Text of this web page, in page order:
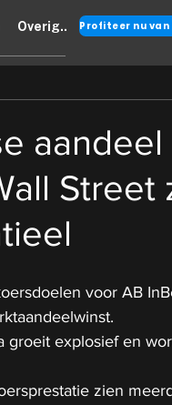
Overig..
Street
voor AB
groeit explosief en
zien